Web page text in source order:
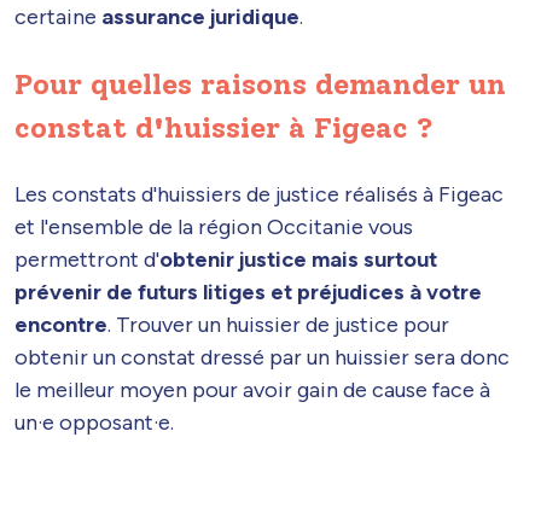
certaine assurance juridique.
Pour quelles raisons demander un
constat d'huissier à Figeac ?
Les constats d'huissiers de justice réalisés à Figeac
et l'ensemble de la région Occitanie vous
permettront d'obtenir justice mais surtout
prévenir de futurs litiges et préjudices à votre
encontre. Trouver un huissier de justice pour
obtenir un constat dressé par un huissier sera donc
le meilleur moyen pour avoir gain de cause face à
un·e opposant·e.